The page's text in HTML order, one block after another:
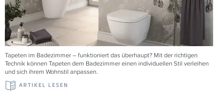
Tapeten im Badezimmer – funktioniert das überhaupt? Mit der richtigen
Technik können Tapeten dem Badezimmer einen individuellen Stil verleihen
und sich ihrem Wohnstil anpassen.
ARTIKEL LESEN